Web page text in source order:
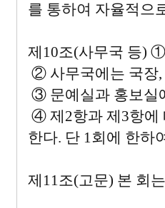
를 통하여 자율적으
제10조(사무국 등)
② 사무국에는 국장,
③ 문예실과 홍보실
④ 제2항과 제3항에
한다. 단 1회에 한하
제11조(고문) 본 회